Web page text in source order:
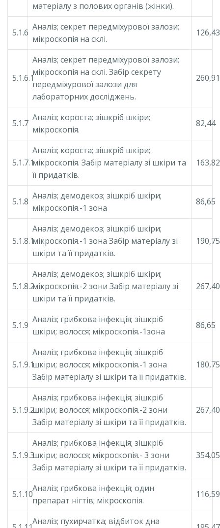
матеріалу з полових органів (жінки).
5.1.6
Аналіз; секрет передміхурової залози;
мікроскопія на склі.
126,43
5.1.6.1
Аналіз; секрет передміхурової залози;
мікроскопія на склі. Забір секрету
передміхурової залози для
лабораторних досліджень.
260,91
5.1.7
Аналіз; короста; зішкріб шкіри;
мікроскопія.
82,44
5.1.7.1
Аналіз; короста; зішкріб шкіри;
мікроскопія. Забір матеріалу зі шкіри та
її придатків.
163,82
5.1.8
Аналіз; демодекоз; зішкріб шкіри;
мікроскопія.-1 зона
86,65
5.1.8.1
Аналіз; демодекоз; зішкріб шкіри;
мікроскопія.-1 зона Забір матеріалу зі
шкіри та її придатків.
190,75
5.1.8.2
Аналіз; демодекоз; зішкріб шкіри;
мікроскопія.-2 зони Забір матеріалу зі
шкіри та її придатків.
267,40
5.1.9
Аналіз; грибкова інфекція; зішкріб
шкіри; волосся; мікроскопія.-1зона
86,65
5.1.9.1
Аналіз; грибкова інфекція; зішкріб
шкіри; волосся; мікроскопія.-1 зона
Забір матеріалу зі шкіри та її придатків.
180,75
5.1.9.2
Аналіз; грибкова інфекція; зішкріб
шкіри; волосся; мікроскопія.-2 зони
Забір матеріалу зі шкіри та її придатків.
267,40
5.1.9.3
Аналіз; грибкова інфекція; зішкріб
шкіри; волосся; мікроскопія.- 3 зони
Забір матеріалу зі шкіри та її придатків.
354,05
5.1.10
Аналіз; грибкова інфекція; один
препарат нігтів; мікроскопія.
116,59
Аналіз; пухирчатка; відбиток дна